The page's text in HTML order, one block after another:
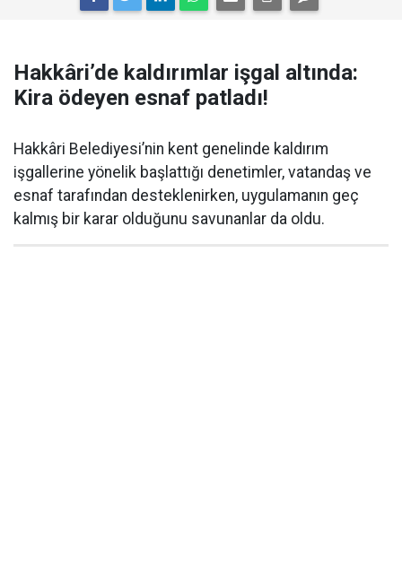
Hakkâri’de kaldırımlar işgal altında:
Kira ödeyen esnaf patladı!
Hakkâri Belediyesi’nin kent genelinde kaldırım
işgallerine yönelik başlattığı denetimler, vatandaş ve
esnaf tarafından desteklenirken, uygulamanın geç
kalmış bir karar olduğunu savunanlar da oldu.